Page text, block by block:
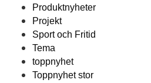
Produktnyheter
Projekt
Sport och Fritid
Tema
toppnyhet
Toppnyhet stor